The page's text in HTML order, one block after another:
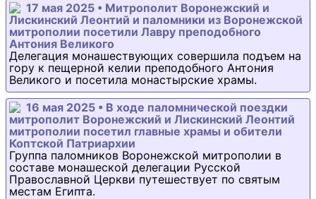
17 мая 2025 • Митрополит Воронежский и
Лискинский Леонтий и паломники из Воронежской
митрополии посетили Лавру преподобного
Антония Великого
Делегация монашествующих совершила подъем на
гору к пещерной келии преподобного Антония
Великого и посетила монастырские храмы.
16 мая 2025 • В ходе паломнической поездки
митрополит Воронежский и Лискинский Леонтий
митрополии посетил главные храмы и обители
Коптской Патриархии
Группа паломников Воронежской митрополии в
составе монашеской делегации Русской
Православной Церкви путешествует по святым
местам Египта.